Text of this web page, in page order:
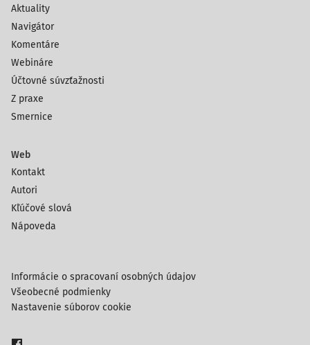
Aktuality
Navigátor
Komentáre
Webináre
Účtovné súvzťažnosti
Z praxe
Smernice
Web
Kontakt
Autori
Kľúčové slová
Nápoveda
Informácie o spracovaní osobných údajov
Všeobecné podmienky
Nastavenie súborov cookie